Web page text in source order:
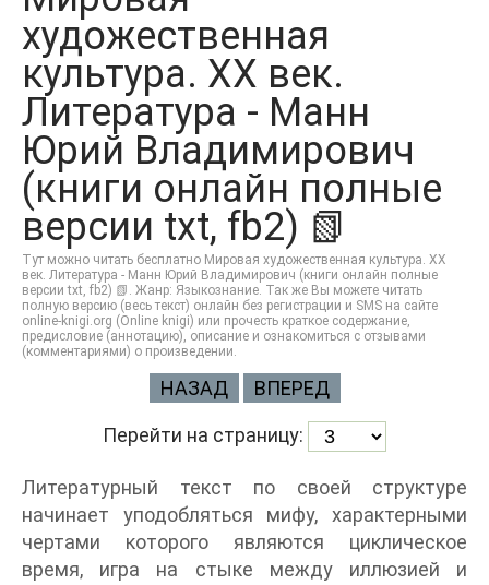
ЗАКЛАДКИ
художественная
культура. XX век.
Литература - Манн
Юрий Владимирович
(книги онлайн полные
версии txt, fb2) 📗
Тут можно читать бесплатно Мировая художественная культура. XX
век. Литература - Манн Юрий Владимирович (книги онлайн полные
версии txt, fb2) 📗. Жанр: Языкознание. Так же Вы можете читать
полную версию (весь текст) онлайн без регистрации и SMS на сайте
online-knigi.org (Online knigi) или прочесть краткое содержание,
предисловие (аннотацию), описание и ознакомиться с отзывами
(комментариями) о произведении.
НАЗАД ВПЕРЕД
Перейти на страницу:
Литературный текст по своей структуре
начинает уподобляться мифу, характерными
чертами которого являются циклическое
время, игра на стыке между иллюзией и